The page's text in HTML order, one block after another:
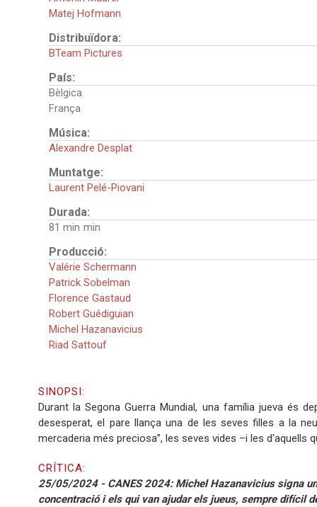
Matej Hofmann
Distribuïdora:
BTeam Pictures
País:
Bèlgica
França
Música:
Alexandre Desplat
Muntatge:
Laurent Pelé-Piovani
Durada:
81 min
Producció:
Valérie Schermann
Patrick Sobelman
Florence Gastaud
Robert Guédiguian
Michel Hazanavicius
Riad Sattouf
SINOPSI:
Durant la Segona Guerra Mundial, una família jueva és
desesperat, el pare llança una de les seves filles a la
mercaderia més preciosa”, les seves vides –i les d'aquells
CRÍTICA:
25/05/2024 - CANES 2024: Michel Hazanavicius signa
concentració i els qui van ajudar els jueus, sempre difícil